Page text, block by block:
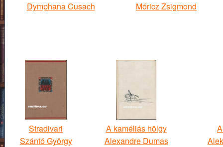
Dymphana Cusach
Móricz Zsigmond
Stradivari
Szántó György
A kaméliás hölgy
Alexandre Dumas